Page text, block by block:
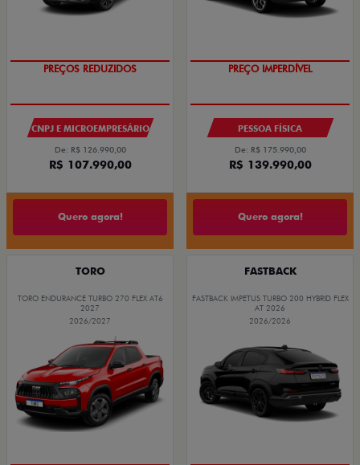
PREÇOS REDUZIDOS
CNPJ E MICROEMPRESÁRIO
De: R$ 126.990,00
R$ 107.990,00
Quero agora!
PREÇO IMPERDÍVEL
PESSOA FÍSICA
De: R$ 175.990,00
R$ 139.990,00
Quero agora!
TORO
TORO ENDURANCE TURBO 270 FLEX AT6
2027
2026/2027
FASTBACK
FASTBACK IMPETUS TURBO 200 HYBRID FLEX
AT 2026
2026/2026